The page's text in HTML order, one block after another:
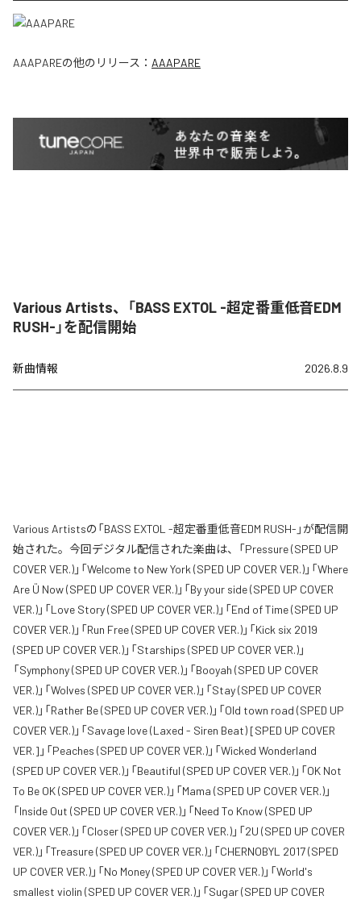
AAAPAREの他のリリース： AAAPARE
Various Artists、「BASS EXTOL -超定番重低音EDM
RUSH-」を配信開始
新曲情報 2026.8.9
Various Artistsの「BASS EXTOL -超定番重低音EDM RUSH-」が配信開
始された。今回デジタル配信された楽曲は、「Pressure (SPED UP
COVER VER.)」「Welcome to New York (SPED UP COVER VER.)」「Where
Are Ü Now (SPED UP COVER VER.)」「By your side (SPED UP COVER
VER.)」「Love Story (SPED UP COVER VER.)」「End of Time (SPED UP
COVER VER.)」「Run Free (SPED UP COVER VER.)」「Kick six 2019
(SPED UP COVER VER.)」「Starships (SPED UP COVER VER.)」
「Symphony (SPED UP COVER VER.)」「Booyah (SPED UP COVER
VER.)」「Wolves (SPED UP COVER VER.)」「Stay (SPED UP COVER
VER.)」「Rather Be (SPED UP COVER VER.)」「Old town road (SPED UP
COVER VER.)」「Savage love (Laxed - Siren Beat) [SPED UP COVER
VER.]」「Peaches (SPED UP COVER VER.)」「Wicked Wonderland
(SPED UP COVER VER.)」「Beautiful (SPED UP COVER VER.)」「OK Not
To Be OK (SPED UP COVER VER.)」「Mama (SPED UP COVER VER.)」
「Inside Out (SPED UP COVER VER.)」「Need To Know (SPED UP
COVER VER.)」「Closer (SPED UP COVER VER.)」「2U (SPED UP COVER
VER.)」「Treasure (SPED UP COVER VER.)」「CHERNOBYL 2017 (SPED
UP COVER VER.)」「No Money (SPED UP COVER VER.)」「World's
smallest violin (SPED UP COVER VER.)」「Sugar (SPED UP COVER